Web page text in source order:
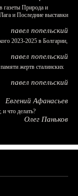
газеты Природа и
и Последние выставки
павел попельский
2023-2025 в Болгарии,
павел попельский
жертв сталинских
павел попельский
Евгений Афанасьев
что делать?
Олег Паньков